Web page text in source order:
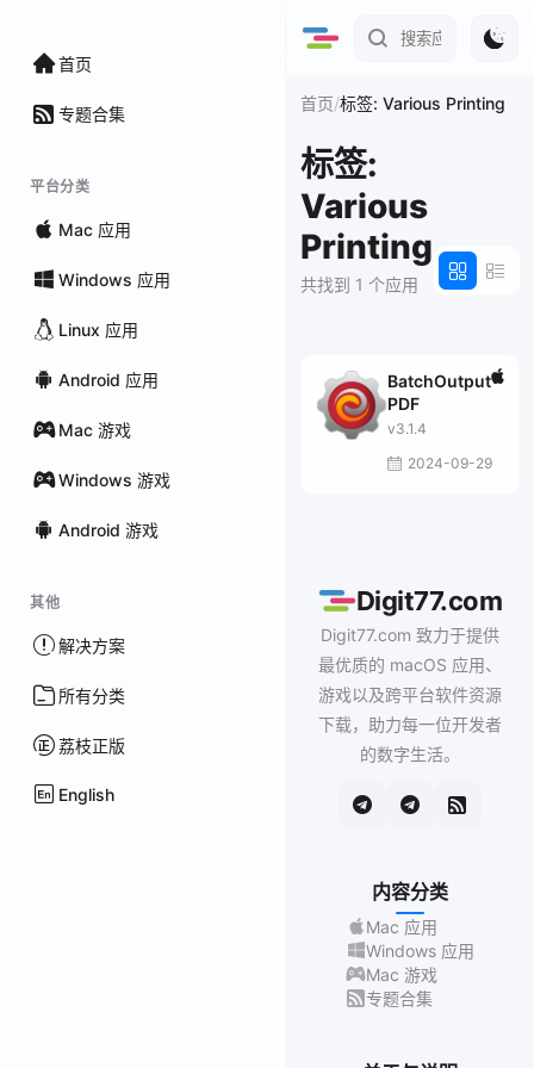
首页
专题合集
平台分类
Mac 应用
Windows 应用
Linux 应用
Android 应用
Mac 游戏
Windows 游戏
Android 游戏
其他
解决方案
所有分类
荔枝正版
English
首页/标签: Various Printing
标签:
Various
Printing
共找到 1 个应用
BatchOutput
PDF
v3.1.4
2024-09-29
Digit77.com
Digit77.com 致力于提供
最优质的 macOS 应用、
游戏以及跨平台软件资源
下载，助力每一位开发者
的数字生活。
内容分类
Mac 应用
Windows 应用
Mac 游戏
专题合集